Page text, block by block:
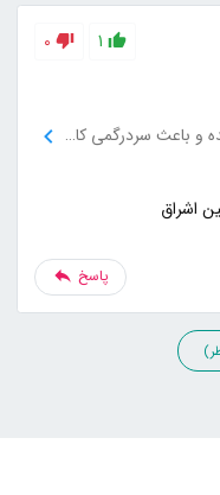
1
0
محیط سایت ساده اما حرفه‌ای طراحی شده و باعث سردرگمی کاربر نمی‌شود.
پاسخ